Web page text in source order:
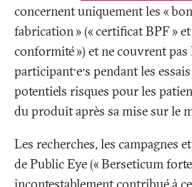
concernent uniquement les «
fabrication» («certificat BPF»
conformité») et ne couvrent
participant·e·s pendant les
potentiels risques pour les
du produit après sa mise sur le
Les recherches, les campagnes
de Public Eye («Berseticum forte